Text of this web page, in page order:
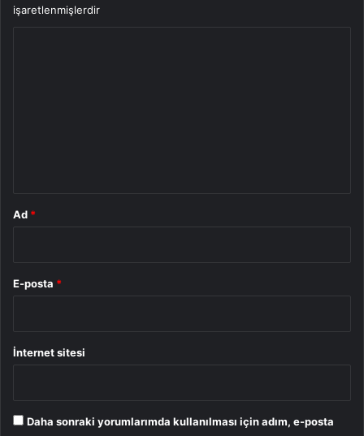
işaretlenmişlerdir
Ad *
E-posta *
İnternet sitesi
Daha sonraki yorumlarımda kullanılması için adım, e-posta